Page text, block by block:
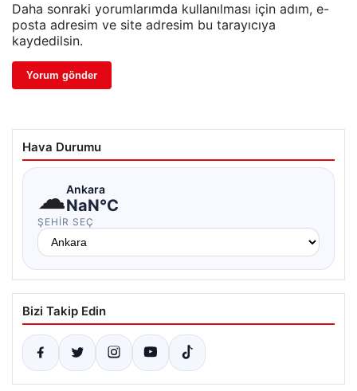
Daha sonraki yorumlarımda kullanılması için adım, e-
posta adresim ve site adresim bu tarayıcıya
kaydedilsin.
Hava Durumu
☁Ankara
NaN°C
ŞEHIR SEÇ
Bizi Takip Edin